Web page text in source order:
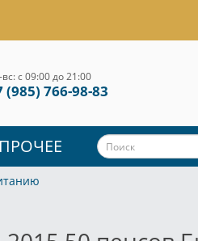
с 09:00 до 21:00
(985) 766-98-83
ПРОЧЕЕ